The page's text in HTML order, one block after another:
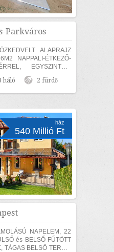
Parkváros
ALAPRAJZ
NAPPALI-ÉTKEZŐ-
EGYSZINTES,
Érden, a
840m2...
háló 2 fürdő
ház
540 Millió Ft
NAPELEM, 22
és BELSŐ FŰTÖTT
TÁGAS BELSŐ TEREK,